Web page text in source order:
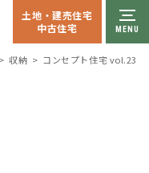
土地・建売住宅
中古住宅
収納 コンセプト住宅 vol.23